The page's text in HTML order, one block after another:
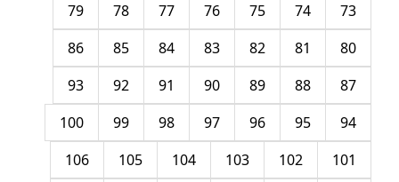
73
74
75
76
77
78
79
80
81
82
83
84
85
86
87
88
89
90
91
92
93
94
95
96
97
98
99
100
101
102
103
104
105
106